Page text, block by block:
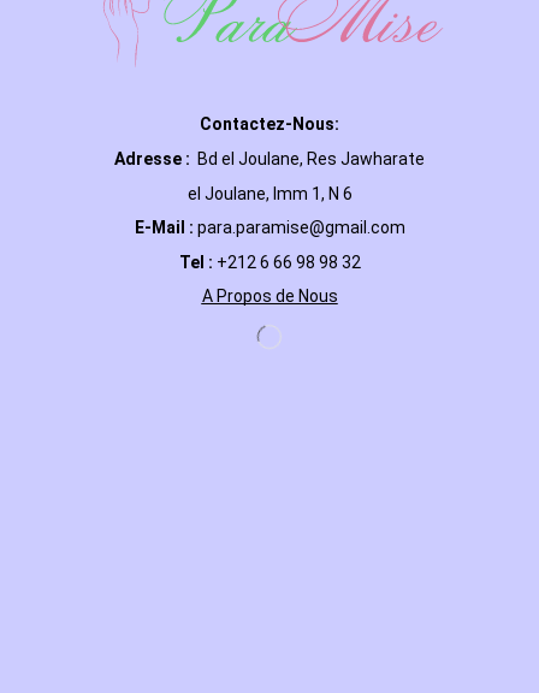
Contactez-Nous:
Adresse : Bd el Joulane, Res Jawharate
el Joulane, Imm 1, N 6
E-Mail : para.paramise@gmail.com
Tel : +212 6 66 98 98 32
A Propos de Nous